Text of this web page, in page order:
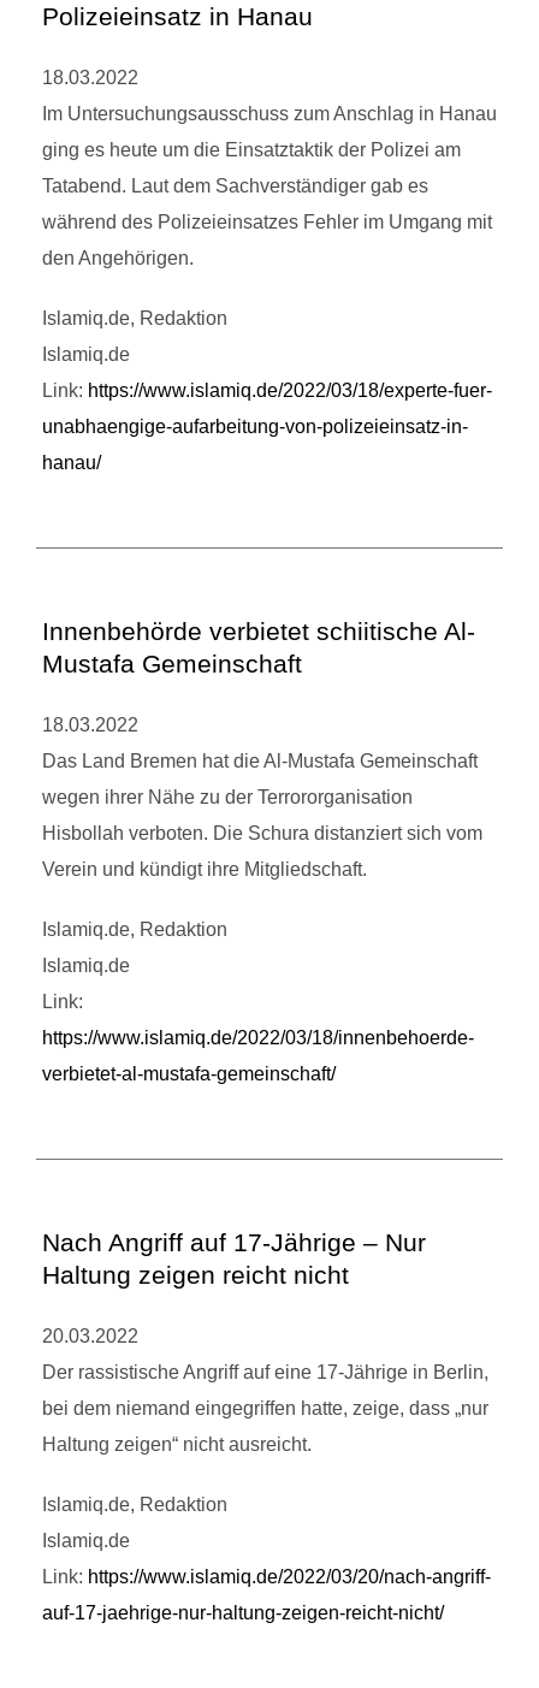
Polizeieinsatz in Hanau
18.03.2022
Im Untersuchungsausschuss zum Anschlag in Hanau
ging es heute um die Einsatztaktik der Polizei am
Tatabend. Laut dem Sachverständiger gab es
während des Polizeieinsatzes Fehler im Umgang mit
den Angehörigen.
Islamiq.de, Redaktion
Islamiq.de
Link: https://www.islamiq.de/2022/03/18/experte-fuer-
unabhaengige-aufarbeitung-von-polizeieinsatz-in-
hanau/
Innenbehörde verbietet schiitische Al-
Mustafa Gemeinschaft
18.03.2022
Das Land Bremen hat die Al-Mustafa Gemeinschaft
wegen ihrer Nähe zu der Terrororganisation
Hisbollah verboten. Die Schura distanziert sich vom
Verein und kündigt ihre Mitgliedschaft.
Islamiq.de, Redaktion
Islamiq.de
Link:
https://www.islamiq.de/2022/03/18/innenbehoerde-
verbietet-al-mustafa-gemeinschaft/
Nach Angriff auf 17-Jährige – Nur
Haltung zeigen reicht nicht
20.03.2022
Der rassistische Angriff auf eine 17-Jährige in Berlin,
bei dem niemand eingegriffen hatte, zeige, dass „nur
Haltung zeigen“ nicht ausreicht.
Islamiq.de, Redaktion
Islamiq.de
Link: https://www.islamiq.de/2022/03/20/nach-angriff-
auf-17-jaehrige-nur-haltung-zeigen-reicht-nicht/